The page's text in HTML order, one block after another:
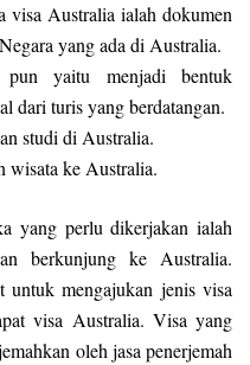
visa Australia ialah dokumen
yang ada di Australia.
yaitu menjadi bentuk
dari turis yang berdatangan.
studi di Australia.
wisata ke Australia.
yang perlu dikerjakan ialah
berkunjung ke Australia.
untuk mengajukan jenis visa
visa Australia. Visa yang
oleh jasa penerjemah